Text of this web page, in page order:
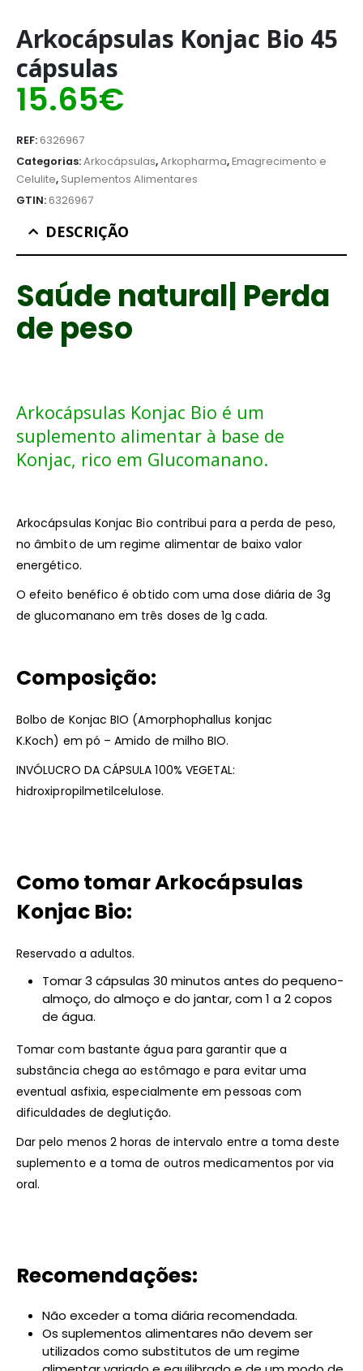
Arkocápsulas Konjac Bio 45
cápsulas
15.65€
REF:6326967
Categorias:Arkocápsulas,Arkopharma,Emagrecimento e
Celulite, Suplementos Alimentares
GTIN:6326967
DESCRIÇÃO
Saúde natural| Perda
de peso
Arkocápsulas Konjac Bio é um
suplemento alimentar à base de
Konjac, rico em Glucomanano.
Arkocápsulas Konjac Bio contribui para a perda de peso,
no âmbito de um regime alimentar de baixo valor
energético.
O efeito benéfico é obtido com uma dose diária de 3g
de glucomanano em três doses de 1g cada.
Composição:
Bolbo de Konjac BIO (Amorphophallus konjac
K.Koch) em pó – Amido de milho BIO.
INVÓLUCRO DA CÁPSULA 100% VEGETAL:
hidroxipropilmetilcelulose.
Como tomar Arkocápsulas
Konjac Bio:
Reservado a adultos.
Tomar 3 cápsulas 30 minutos antes do pequeno-
almoço, do almoço e do jantar, com 1 a 2 copos
de água.
Tomar com bastante água para garantir que a
substância chega ao estômago e para evitar uma
eventual asfixia, especialmente em pessoas com
dificuldades de deglutição.
Dar pelo menos 2 horas de intervalo entre a toma deste
suplemento e a toma de outros medicamentos por via
oral.
Recomendações:
Não exceder a toma diária recomendada.
Os suplementos alimentares não devem ser
utilizados como substitutos de um regime